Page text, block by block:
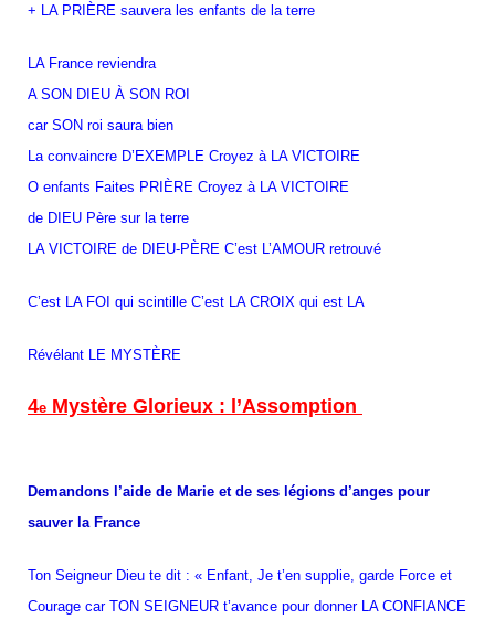
+ LA PRIÈRE sauvera les enfants de la terre
LA France reviendra
A SON DIEU À SON ROI
car SON roi saura bien
La convaincre D’EXEMPLE Croyez à LA VICTOIRE
O enfants Faites PRIÈRE Croyez à LA VICTOIRE
de DIEU Père sur la terre
LA VICTOIRE de DIEU-PÈRE C’est L’AMOUR retrouvé
C’est LA FOI qui scintille C’est LA CROIX qui est LA
Révélant LE MYSTÈRE
4e Mystère Glorieux : l’Assomption
Demandons l’aide de Marie et de ses légions d’anges pour
sauver la France
Ton Seigneur Dieu te dit : « Enfant, Je t’en supplie, garde Force et
Courage car TON SEIGNEUR t’avance pour donner LA CONFIANCE